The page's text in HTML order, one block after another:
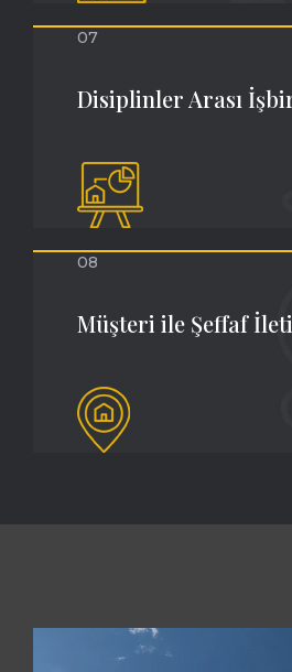
07
Disiplinler Arası
08
Müşteri ile Şeffaf